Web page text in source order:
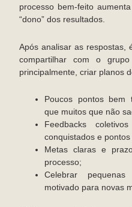
processo bem-feito
“dono” dos resultados.
Após analisar as respostas,
compartilhar com o grupo
principalmente, criar planos
Poucos pontos bem
que muitos que não
Feedbacks
conquistados e
Metas claras e
processo;
Celebrar
motivado para novas